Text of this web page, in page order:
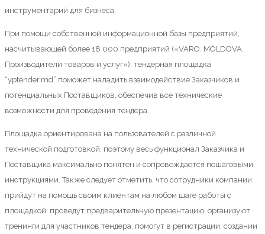
инструментарий для бизнеса.
При помощи собственной информационной базы предприятий,
насчитывающей более 18 000 предприятий («VARO. MOLDOVA.
Производители товаров и услуг»), тендерная площадка
“yptender.md” поможет наладить взаимодействие Заказчиков и
потенциальных Поставщиков, обеспечив все технические
возможности для проведения тендера.
Площадка ориентирована на пользователей с различной
технической подготовкой, поэтому весь функционал Заказчика и
Поставщика максимально понятен и сопровождается пошаговыми
инструкциями. Также следует отметить, что сотрудники компании
прийдут на помощь своим клиентам на любом шаге работы с
площадкой: проведут предварительную презентацию, организуют
тренинги для участников тендера, помогут в регистрации, создании